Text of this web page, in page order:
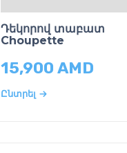
Դեկորով տաբատ
Choupette
15,900 AMD
Ընտրել